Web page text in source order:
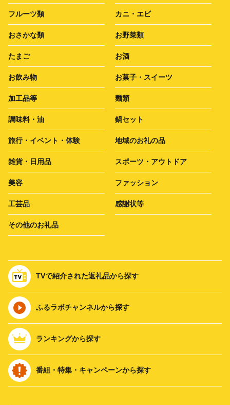
フルーツ類 カニ・エビ
おさかな類 お野菜類
たまご お酒
お飲み物 お菓子・スイーツ
加工品等 麺類
調味料・油 鍋セット
旅行・イベント・体験 地域のお礼の品
雑貨・日用品 スポーツ・アウトドア
美容 ファッション
工芸品 感謝状等
その他のお礼品
TVで紹介された返礼品から探す
ふるラボチャンネルから探す
ランキングから探す
番組・特集・キャンペーンから探す